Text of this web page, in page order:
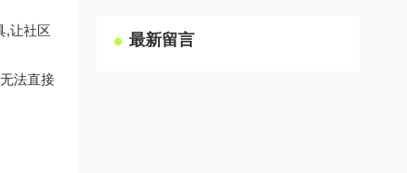
,让社区
法直接
最新留言